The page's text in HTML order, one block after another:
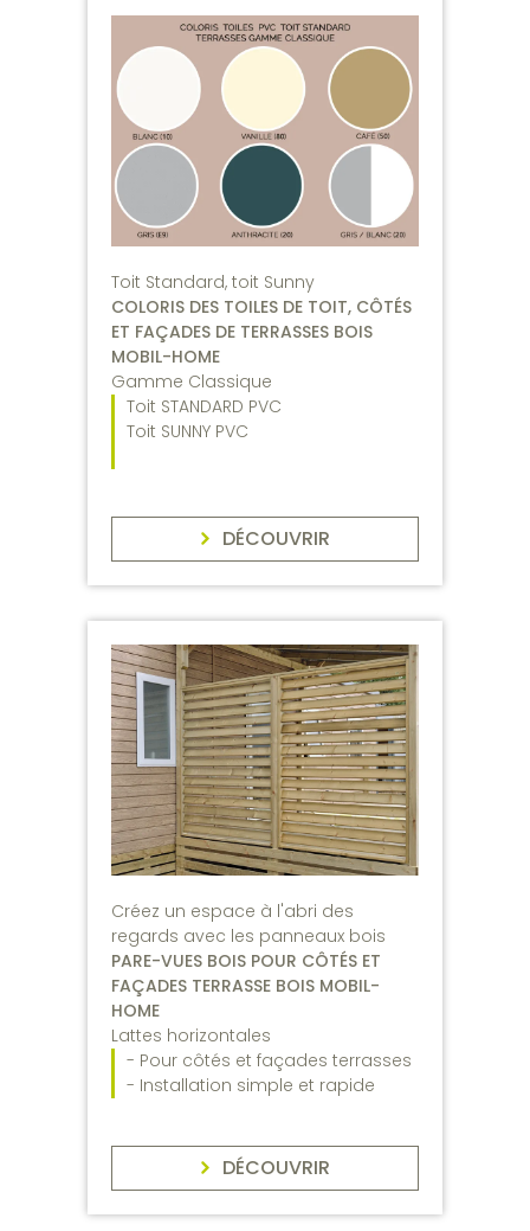
Toit Standard, toit Sunny
COLORIS DES TOILES DE TOIT, CÔTÉS
ET FAÇADES DE TERRASSES BOIS
MOBIL-HOME
Gamme Classique
Toit STANDARD PVC
Toit SUNNY PVC
DÉCOUVRIR
Créez un espace à l'abri des
regards avec les panneaux bois
PARE-VUES BOIS POUR CÔTÉS ET
FAÇADES TERRASSE BOIS MOBIL-
HOME
Lattes horizontales
- Pour côtés et façades terrasses
- Installation simple et rapide
DÉCOUVRIR